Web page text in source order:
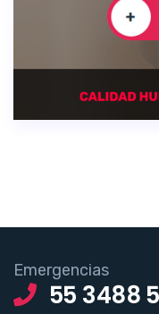
Emergencias
55 3488